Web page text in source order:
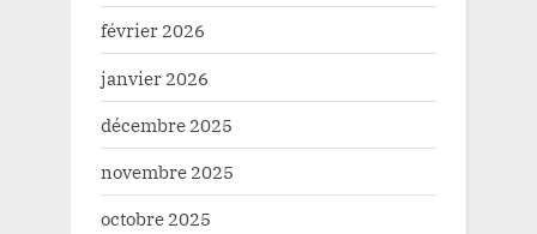
février 2026
janvier 2026
décembre 2025
novembre 2025
octobre 2025